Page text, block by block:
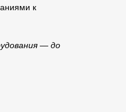
к
— до